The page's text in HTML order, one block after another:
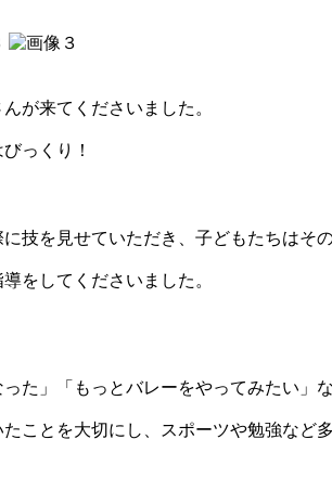
が来てくださいました。
っくり！
技を見せていただき、子どもたちはそ
をしてくださいました。
た」「もっとバレーをやってみたい」
ことを大切にし、スポーツや勉強など